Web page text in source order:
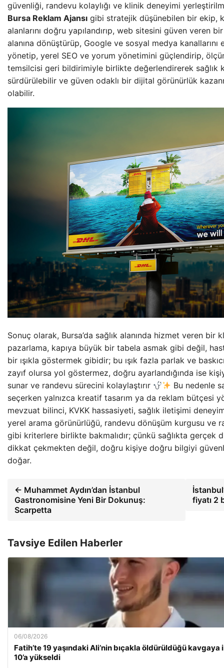
güvenliği, randevu kolaylığı ve klinik deneyimi
Bursa Reklam Ajansı gibi stratejik düşünebilen bir ekip,
alanlarını doğru yapılandırıp, web sitesini güven veren
alanına dönüştürüp, Google ve sosyal medya kanallarını
yönetip, yerel SEO ve yorum yönetimini güçlendirip,
temsilcisi geri bildirimiyle birlikte değerlendirerek sağlık
sürdürülebilir ve güven odaklı bir dijital görünürlük
olabilir.
Sonuç olarak, Bursa’da sağlık alanında hizmet veren bir
pazarlama, kapıya büyük bir tabela asmak gibi değil,
bir ışıkla göstermek gibidir; bu ışık fazla parlak ve
zayıf olursa yol göstermez, doğru ayarlandığında ise
sunar ve randevu sürecini kolaylaştırır
Bu nedenle
seçerken yalnızca kreatif tasarım ya da reklam bütçesi
mevzuat bilinci, KVKK hassasiyeti, sağlık iletişimi
yerel arama görünürlüğü, randevu dönüşüm kurgusu ve
gibi kriterlere birlikte bakmalıdır; çünkü sağlıkta gerçek
dikkat çekmekten değil, doğru kişiye doğru bilgiyi
doğar.
← Muhammet Aydın’dan İstanbul
Gastronomisine Yeni Bir Dokunuş:
Scarpetta
fiyatı 2
Tavsiye Edilen Haberler
06/08/2026
Fatih’te 19 yaşındaki Ali’nin bıçakla öldürüldüğü kavgaya
10’a yükseldi